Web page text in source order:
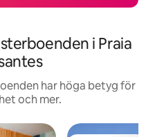
i Praia
har höga betyg för
och mer.